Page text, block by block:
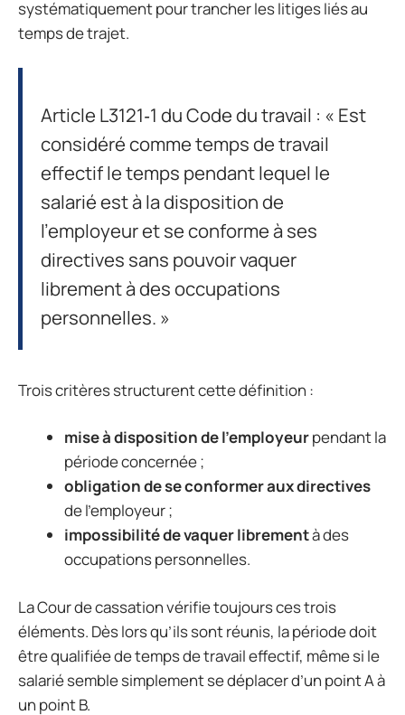
systématiquement pour trancher les litiges liés au
temps de trajet.
Article L3121‑1 du Code du travail : « Est
considéré comme temps de travail
effectif le temps pendant lequel le
salarié est à la disposition de
l’employeur et se conforme à ses
directives sans pouvoir vaquer
librement à des occupations
personnelles. »
Trois critères structurent cette définition :
mise à disposition de l’employeurpendant la
période concernée ;
obligation de se conformer aux directives
de l’employeur ;
impossibilité de vaquer librementà des
occupations personnelles.
La Cour de cassation vérifie toujours ces trois
éléments. Dès lors qu’ils sont réunis, la période doit
être qualifiée de temps de travail effectif, même si le
salarié semble simplement se déplacer d’un point A à
un point B.